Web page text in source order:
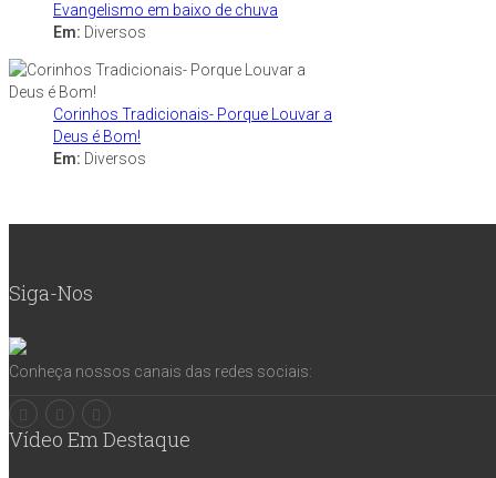
Evangelismo em baixo de chuva
Em: Diversos
Corinhos Tradicionais- Porque Louvar a
Deus é Bom!
Em: Diversos
Siga-Nos
Conheça nossos canais das redes sociais:
Vídeo Em Destaque